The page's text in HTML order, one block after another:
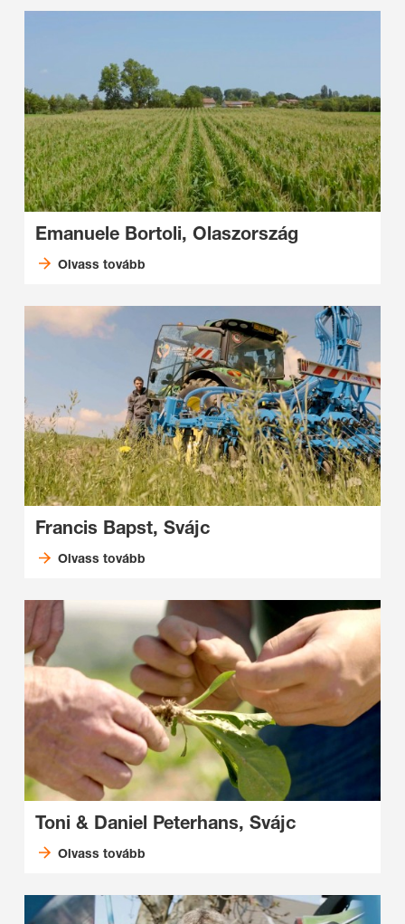
Emanuele Bortoli, Olaszország
Olvass tovább
Francis Bapst, Svájc
Olvass tovább
Toni & Daniel Peterhans, Svájc
Olvass tovább